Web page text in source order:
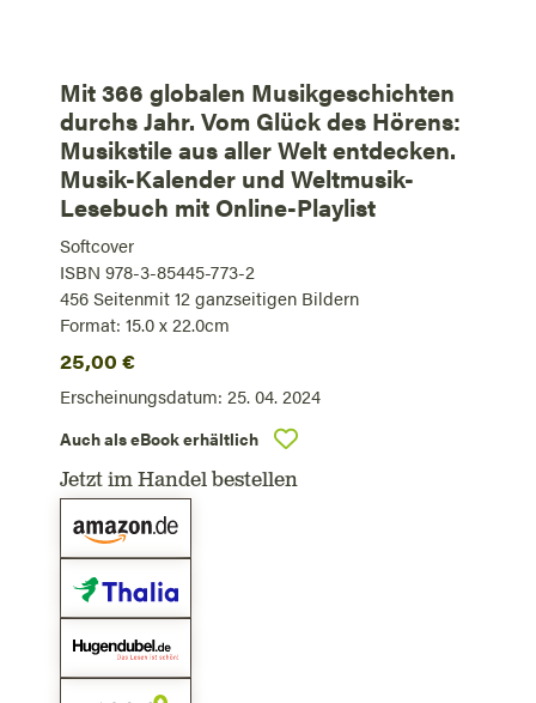
Mit 366 globalen Musikgeschichten
durchs Jahr. Vom Glück des Hörens:
Musikstile aus aller Welt entdecken.
Musik-Kalender und Weltmusik-
Lesebuch mit Online-Playlist
Softcover
ISBN 978-3-85445-773-2
456 Seitenmit 12 ganzseitigen Bildern
Format: 15.0 x 22.0cm
25,00 €
Erscheinungsdatum: 25. 04. 2024
Auch als eBook erhältlich
Jetzt im Handel bestellen